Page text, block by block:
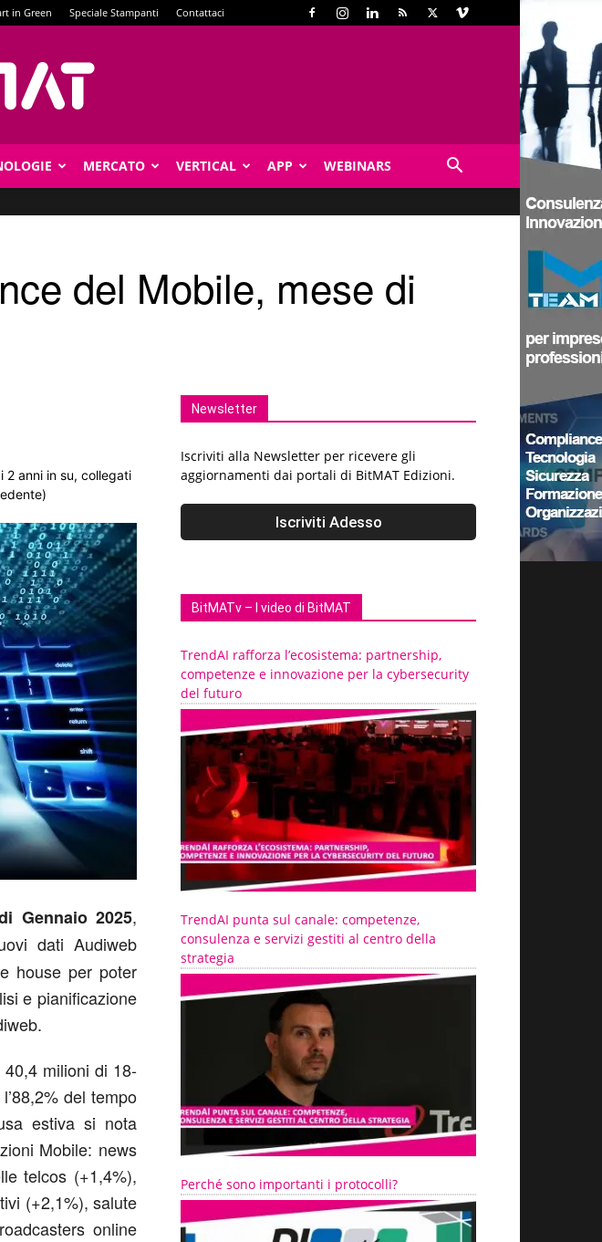
in Green Speciale Stampanti Contattaci
MERCATO VERTICAL APP WEBINARS
del Mobile, mese di
2 anni in su, collegati
Gennaio 2025,
dati Audiweb
house per poter
e pianificazione
milioni di 18-
del tempo
estiva si nota
Mobile: news
telcos (+1,4%),
(+2,1%), salute
online
Newsletter
Iscriviti alla Newsletter per ricevere gli
aggiornamenti dai portali di BitMAT Edizioni.
BitMATv – I video di BitMAT
TrendAI rafforza l’ecosistema: partnership,
competenze e innovazione per la cybersecurity
del futuro
TrendAI punta sul canale: competenze,
consulenza e servizi gestiti al centro della
strategia
Perché sono importanti i protocolli?